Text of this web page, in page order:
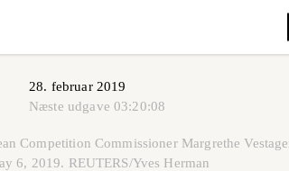
28. februar 2019
Næste udgave 03:20:08
Competition Commissioner Margrethe
6, 2019. REUTERS/Yves Herman